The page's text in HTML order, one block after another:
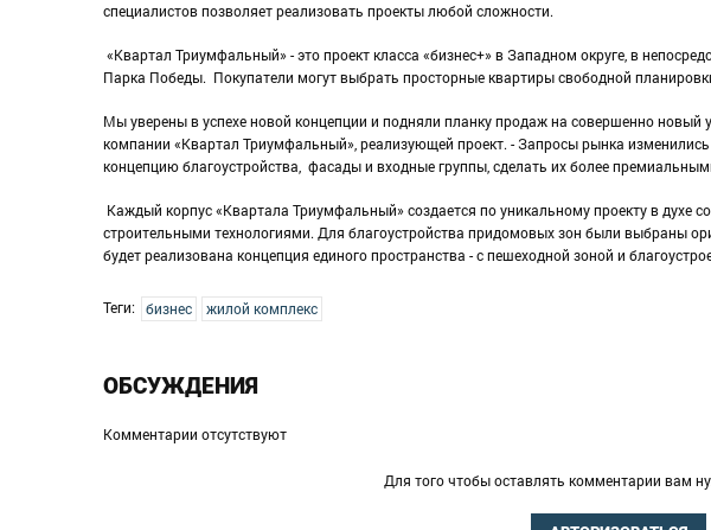
специалистов позволяет реализовать проекты любой сложности.
«Квартал Триумфальный» - это проект класса «бизнес+» в Западном округе, в
Парка Победы. Покупатели могут выбрать просторные квартиры свободной
Мы уверены в успехе новой концепции и подняли планку продаж на совершенно новый
компании «Квартал Триумфальный», реализующей проект. - Запросы рынка
концепцию благоустройства, фасады и входные группы, сделать их более
Каждый корпус «Квартала Триумфальный» создается по уникальному проекту в духе
строительными технологиями. Для благоустройства придомовых зон были выбраны
будет реализована концепция единого пространства - с пешеходной зоной и
Теги: бизнес жилой комплекс
ОБСУЖДЕНИЯ
Комментарии отсутствуют
Для того чтобы оставлять комментарии вам